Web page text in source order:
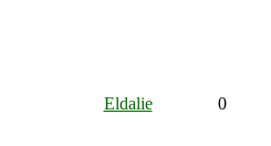
Eldalie 0